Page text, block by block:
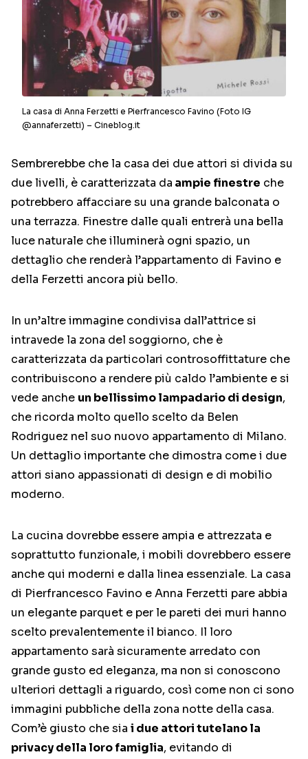
La casa di Anna Ferzetti e Pierfrancesco Favino (Foto IG
@annaferzetti) – Cineblog.it
Sembrerebbe che la casa dei due attori si divida su
due livelli, è caratterizzata da ampie finestre che
potrebbero affacciare su una grande balconata o
una terrazza. Finestre dalle quali entrerà una bella
luce naturale che illuminerà ogni spazio, un
dettaglio che renderà l’appartamento di Favino e
della Ferzetti ancora più bello.
In un’altre immagine condivisa dall’attrice si
intravede la zona del soggiorno, che è
caratterizzata da particolari controsoffittature che
contribuiscono a rendere più caldo l’ambiente e si
vede anche un bellissimo lampadario di design,
che ricorda molto quello scelto da Belen
Rodriguez nel suo nuovo appartamento di Milano.
Un dettaglio importante che dimostra come i due
attori siano appassionati di design e di mobilio
moderno.
La cucina dovrebbe essere ampia e attrezzata e
soprattutto funzionale, i mobili dovrebbero essere
anche qui moderni e dalla linea essenziale. La casa
di Pierfrancesco Favino e Anna Ferzetti pare abbia
un elegante parquet e per le pareti dei muri hanno
scelto prevalentemente il bianco. Il loro
appartamento sarà sicuramente arredato con
grande gusto ed eleganza, ma non si conoscono
ulteriori dettagli a riguardo, così come non ci sono
immagini pubbliche della zona notte della casa.
Com’è giusto che sia i due attori tutelano la
privacy della loro famiglia, evitando di